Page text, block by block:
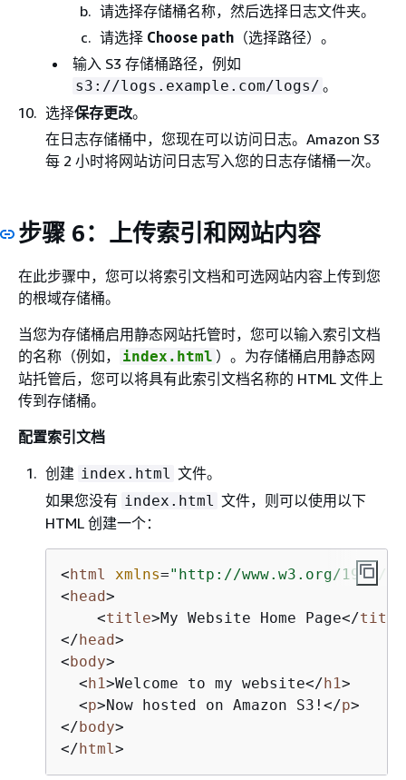
请选择存储桶名称，然后选择日志文件夹。
请选择 Choose path （选择路径）。
输入 S3 存储桶路径，例如
s3://logs.example.com/logs/ 。
选择保存更改。
在日志存储桶中，您现在可以访问日志。Amazon S3
每 2 小时将网站访问日志写入您的日志存储桶一次。
步骤 6：上传索引和网站内容
在此步骤中，您可以将索引文档和可选网站内容上传到您
的根域存储桶。
当您为存储桶启用静态网站托管时，您可以输入索引文档
的名称（例如，
index.html ）。为存储桶启用静态网
站托管后，您可以将具有此索引文档名称的 HTML 文件上
传到存储桶。
配置索引文档
创建 index.html 文件。
如果您没有 index.html 文件，则可以使用以下
HTML 创建一个：
<html xmlns="http://www.w3.org/1999/
<head>
<title>My Website Home Page</title
</head>
<body>
<h1>Welcome to my website</h1>
<p>Now hosted on Amazon S3! </p>
</body>
</html >